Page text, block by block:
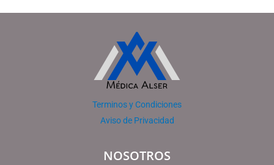
Terminos y Condiciones
Aviso de Privacidad
NOSOTROS